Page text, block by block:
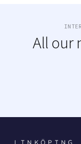
All our